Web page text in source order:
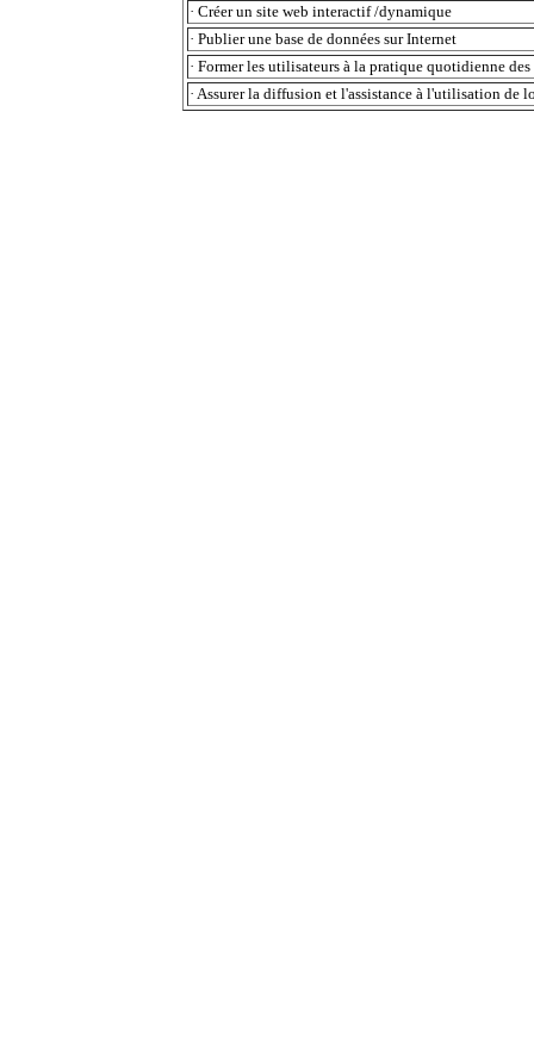
· Créer un site web interactif /dynamique
· Publier une base de données sur Internet
· Former les utilisateurs à la pratique quotidienne
· Assurer la diffusion et l'assistance à l'utilisation de